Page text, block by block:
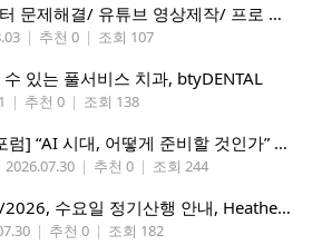
웹사이트 제작/ 컴퓨터 문제해결/ 유튜브 영상제작/ 프로 사진촬영
| 추천 0 | 조회 107
있는 풀서비스 치과, btyDENTAL
| 추천 0 | 조회 138
[2026 연세 글로벌 포럼] “AI 시대, 어떻게 준비할 것인가” 8월 7-10일 벨뷰 개최
2026.07.30 | 추천 0 | 조회 244
*시애틀 산악회, 8/5/2026, 수요일 정기산행 안내, Heather Lake*
| 추천 0 | 조회 182